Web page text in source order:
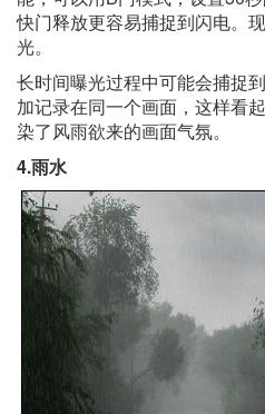
快门释放更容易捕捉到闪电。
光。
长时间曝光过程中可能会捕捉
加记录在同一个画面，这样看
染了风雨欲来的画面气氛。
4.雨水